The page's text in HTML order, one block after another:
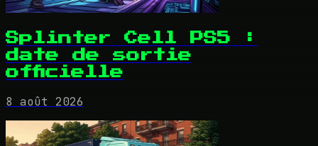
Splinter Cell PS5 :
date de sortie
officielle
8 août 2026